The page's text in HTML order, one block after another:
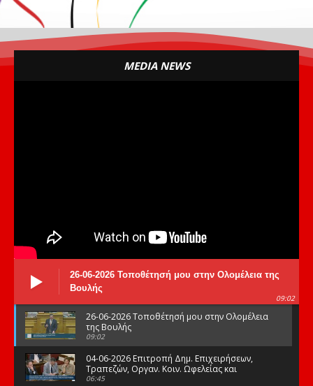
MEDIA NEWS
26-06-2026 Τοποθέτησή μου στην Ολομέλεια της
Βουλής
09:02
26-06-2026 Τοποθέτησή μου στην Ολομέλεια
της Βουλής
09:02
04-06-2026 Επιτροπή Δημ. Επιχειρήσεων,
Τραπεζών, Οργαν. Κοιν. Ωφελείας και
Φορέων Κοινων. Ασφάλισης
06:45